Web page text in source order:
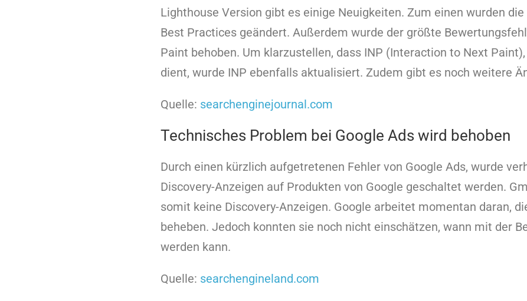
Lighthouse Version gibt es einige Neuigkeiten. Zum einen wurden
Best Practices geändert. Außerdem wurde der größte
Paint behoben. Um klarzustellen, dass INP (Interaction to Next
dient, wurde INP ebenfalls aktualisiert. Zudem gibt es noch weitere
Quelle: searchenginejournal.com
Technisches Problem bei Google Ads wird behoben
Durch einen kürzlich aufgetretenen Fehler von Google Ads, wurde
Discovery-Anzeigen auf Produkten von Google geschaltet werden.
somit keine Discovery-Anzeigen. Google arbeitet momentan daran,
beheben. Jedoch konnten sie noch nicht einschätzen, wann mit der
werden kann.
Quelle: searchengineland.com